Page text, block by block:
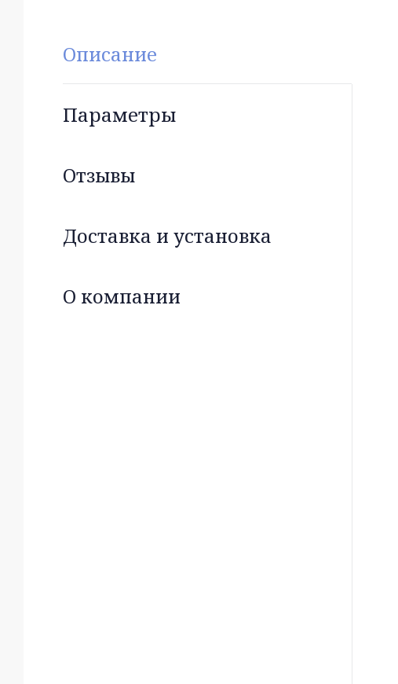
Описание
Параметры
Отзывы
Доставка и установка
О компании